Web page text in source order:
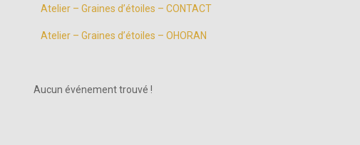
Atelier – Graines d’étoiles – CONTACT
Atelier – Graines d’étoiles – OHORAN
Aucun événement trouvé !